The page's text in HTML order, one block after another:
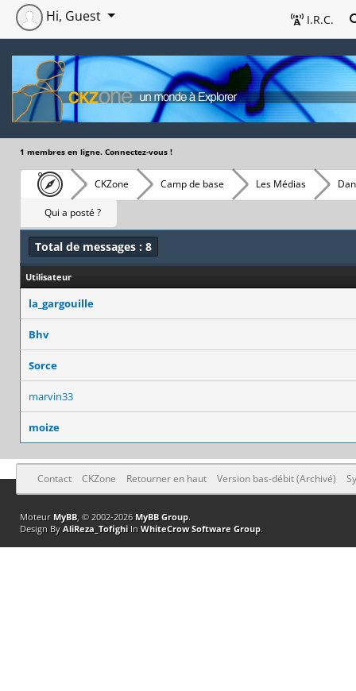
I.R.C.
Hi, Guest
1 membres en ligne. Connectez-vous !
CKZone Camp de base Les Médias
Qui a posté ?
Total de messages : 8
Utilisateur
la_gargouille
Bhv
Sorce
marvin33
moize
Contact CKZone Retourner en haut Version bas-débit (Archivé)
Moteur MyBB, © 2002-2026 MyBB Group.
Design By AliReza_TofighiIn WhiteCrow Software Group.